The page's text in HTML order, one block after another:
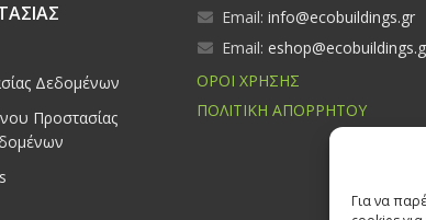
Για να
Δεδομένων
Προστασίας
Email: info@ecobuildings.gr
Email:
ΟΡΟΙ ΧΡΗΣΗΣ
ΠΟΛΙΤΙΚΗ ΑΠΟΡΡΗΤΟΥ